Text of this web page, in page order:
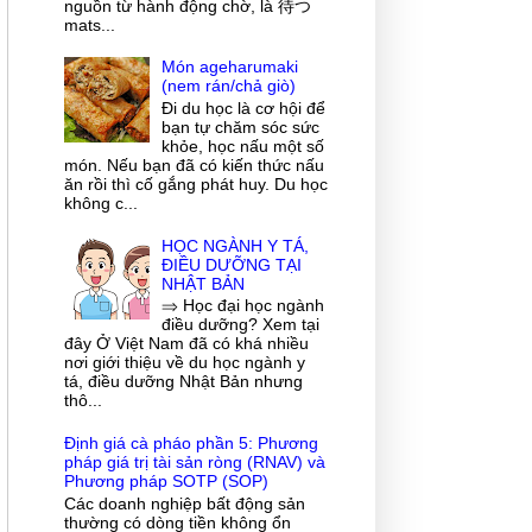
nguồn từ hành động chờ, là 待つ
mats...
Món ageharumaki
(nem rán/chả giò)
Đi du học là cơ hội để
bạn tự chăm sóc sức
khỏe, học nấu một số
món. Nếu bạn đã có kiến thức nấu
ăn rồi thì cố gắng phát huy. Du học
không c...
HỌC NGÀNH Y TÁ,
ĐIỀU DƯỠNG TẠI
NHẬT BẢN
⇒ Học đại học ngành
điều dưỡng? Xem tại
đây Ở Việt Nam đã có khá nhiều
nơi giới thiệu về du học ngành y
tá, điều dưỡng Nhật Bản nhưng
thô...
Định giá cà pháo phần 5: Phương
pháp giá trị tài sản ròng (RNAV) và
Phương pháp SOTP (SOP)
Các doanh nghiệp bất động sản
thường có dòng tiền không ổn